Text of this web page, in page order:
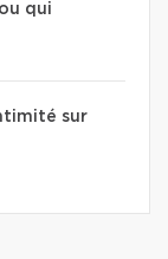
qui
sur